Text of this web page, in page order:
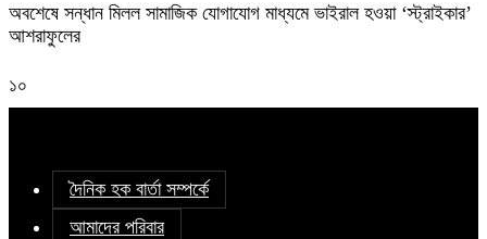
অবশেষে সন্ধান মিলল সামাজিক যোগাযোগ মাধ্যমে ভাইরাল হওয়া ‘স্ট্রাইকার’
আশরাফুলের
১০
দৈনিক হক বার্তা সম্পর্কে
আমাদের পরিবার